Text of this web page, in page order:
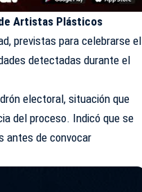
Artistas Plásticos
previstas para celebrarse el
detectadas durante el
electoral, situación que
del proceso. Indicó que se
antes de convocar